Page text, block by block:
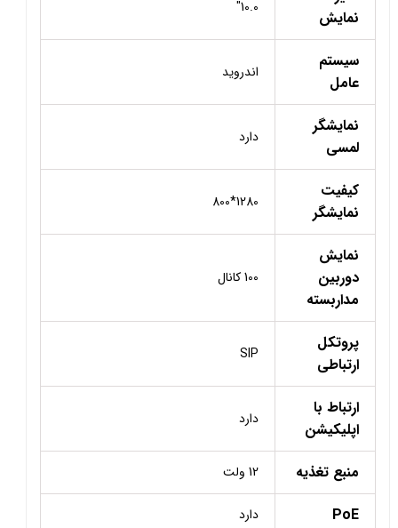
نمایش
10.0"
سیستم
عامل
اندروید
نمایشگر
لمسی
دارد
کیفیت
نمایشگر
1280*800
نمایش
دوربین
مداربسته
100 کانال
پروتکل
ارتباطی
SIP
ارتباط با
اپلیکیشن
دارد
منبع تغذیه 12 ولت
PoE دارد